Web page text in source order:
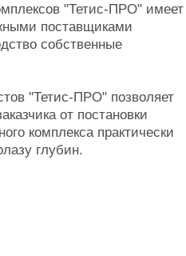
"Тетис-ПРО" имеет
поставщиками
собственные
"Тетис-ПРО" позволяет
от постановки
комплекса практически
глубин.